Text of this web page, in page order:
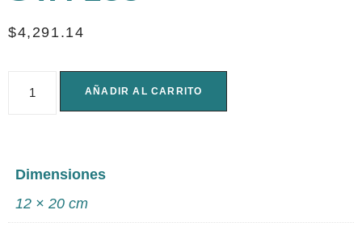
$4,291.14
AÑADIR AL CARRITO
Dimensiones
12 × 20 cm